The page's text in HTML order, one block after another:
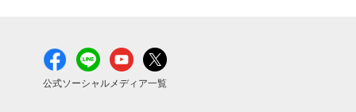
公式ソーシャルメディア一覧